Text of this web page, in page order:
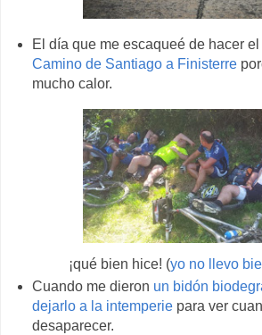
El día que me escaqueé de hacer el
Camino de Santiago a Finisterre
mucho calor.
¡qué bien hice! (yo no llevo
Cuando me dieron un bidón
dejarlo a la intemperiepara ver
desaparecer.